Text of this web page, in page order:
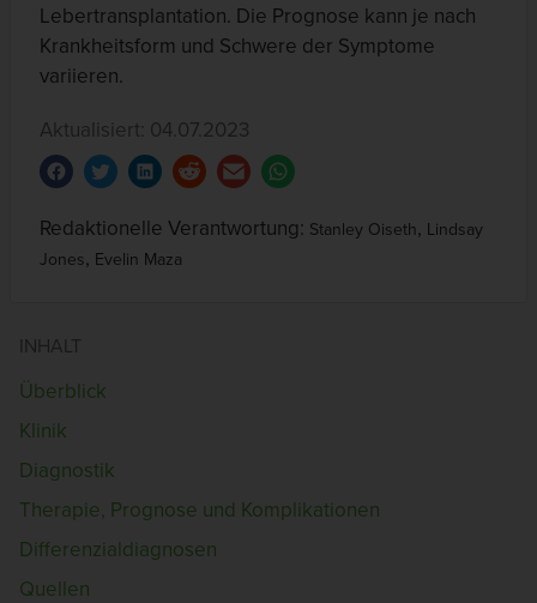
Lebertransplantation. Die Prognose kann je nach
Krankheitsform und Schwere der Symptome
variieren.
Aktualisiert: 04.07.2023
Redaktionelle Verantwortung: Stanley Oiseth, Lindsay
Jones, Evelin Maza
INHALT
Überblick
Klinik
Diagnostik
Therapie, Prognose und Komplikationen
Differenzialdiagnosen
Quellen